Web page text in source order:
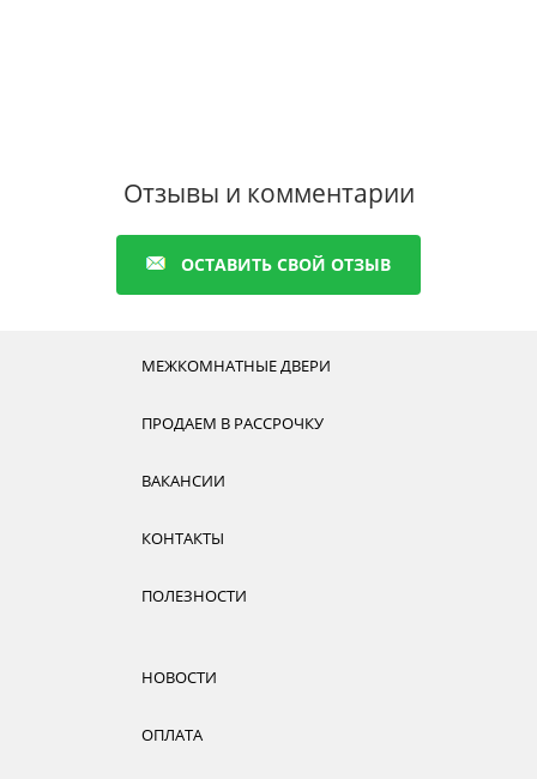
Отзывы и комментарии
ОСТАВИТЬ СВОЙ ОТЗЫВ
МЕЖКОМНАТНЫЕ ДВЕРИ
ПРОДАЕМ В РАССРОЧКУ
ВАКАНСИИ
КОНТАКТЫ
ПОЛЕЗНОСТИ
НОВОСТИ
ОПЛАТА